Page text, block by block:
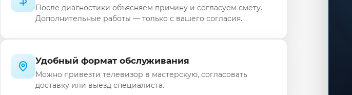
После диагностики объясняем причину и согласуем смету.
Дополнительные работы — только с вашего согласия.
Удобный формат обслуживания
Можно привезти телевизор в мастерскую, согласовать
доставку или выезд специалиста.